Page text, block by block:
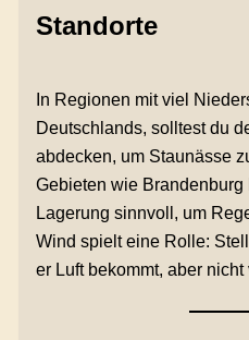
Standorte
In Regionen mit viel
Deutschlands, solltest du
abdecken, um Staunässe
Gebieten wie
Lagerung sinnvoll, um
Wind spielt eine Rolle:
er Luft bekommt, aber